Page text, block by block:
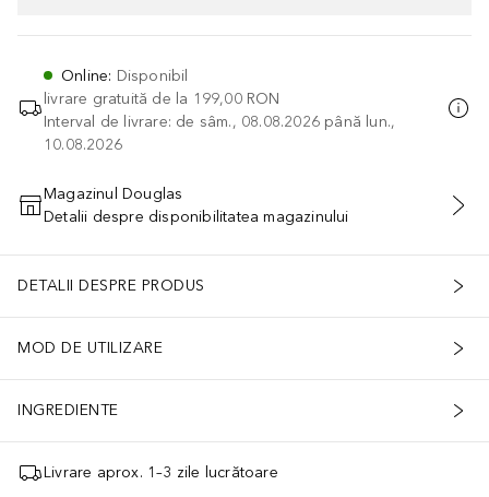
Online: Disponibil
livrare gratuită de la 199,00 RON
Interval de livrare: de sâm., 08.08.2026 până lun.,
10.08.2026
ADĂUGAȚI ÎN COŞ
Magazinul Douglas
Detalii despre disponibilitatea magazinului
DETALII DESPRE PRODUS
MOD DE UTILIZARE
INGREDIENTE
Livrare aprox. 1–3 zile lucrătoare